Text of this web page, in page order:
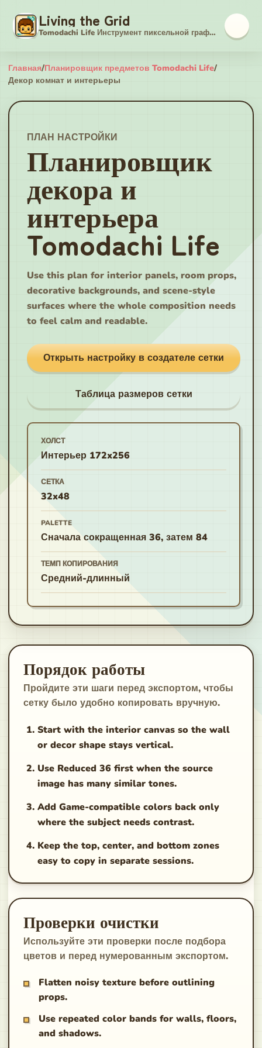
Living the Grid
Tomodachi Life Инструмент пиксельной графики
Главная/Планировщик предметов Tomodachi Life/
Декор комнат и интерьеры
ПЛАН НАСТРОЙКИ
Планировщик
декора и
интерьера
Tomodachi Life
Use this plan for interior panels, room props,
decorative backgrounds, and scene-style
surfaces where the whole composition needs
to feel calm and readable.
Открыть настройку в создателе сетки
Таблица размеров сетки
ХОЛСТ
Интерьер 172x256
СЕТКА
32x48
PALETTE
Сначала сокращенная 36, затем 84
ТЕМП КОПИРОВАНИЯ
Средний-длинный
Порядок работы
Пройдите эти шаги перед экспортом, чтобы
сетку было удобно копировать вручную.
Start with the interior canvas so the wall
or decor shape stays vertical.
Use Reduced 36 first when the source
image has many similar tones.
Add Game-compatible colors back only
where the subject needs contrast.
Keep the top, center, and bottom zones
easy to copy in separate sessions.
Проверки очистки
Используйте эти проверки после подбора
цветов и перед нумерованным экспортом.
Flatten noisy texture before outlining
props.
Use repeated color bands for walls, floors,
and shadows.